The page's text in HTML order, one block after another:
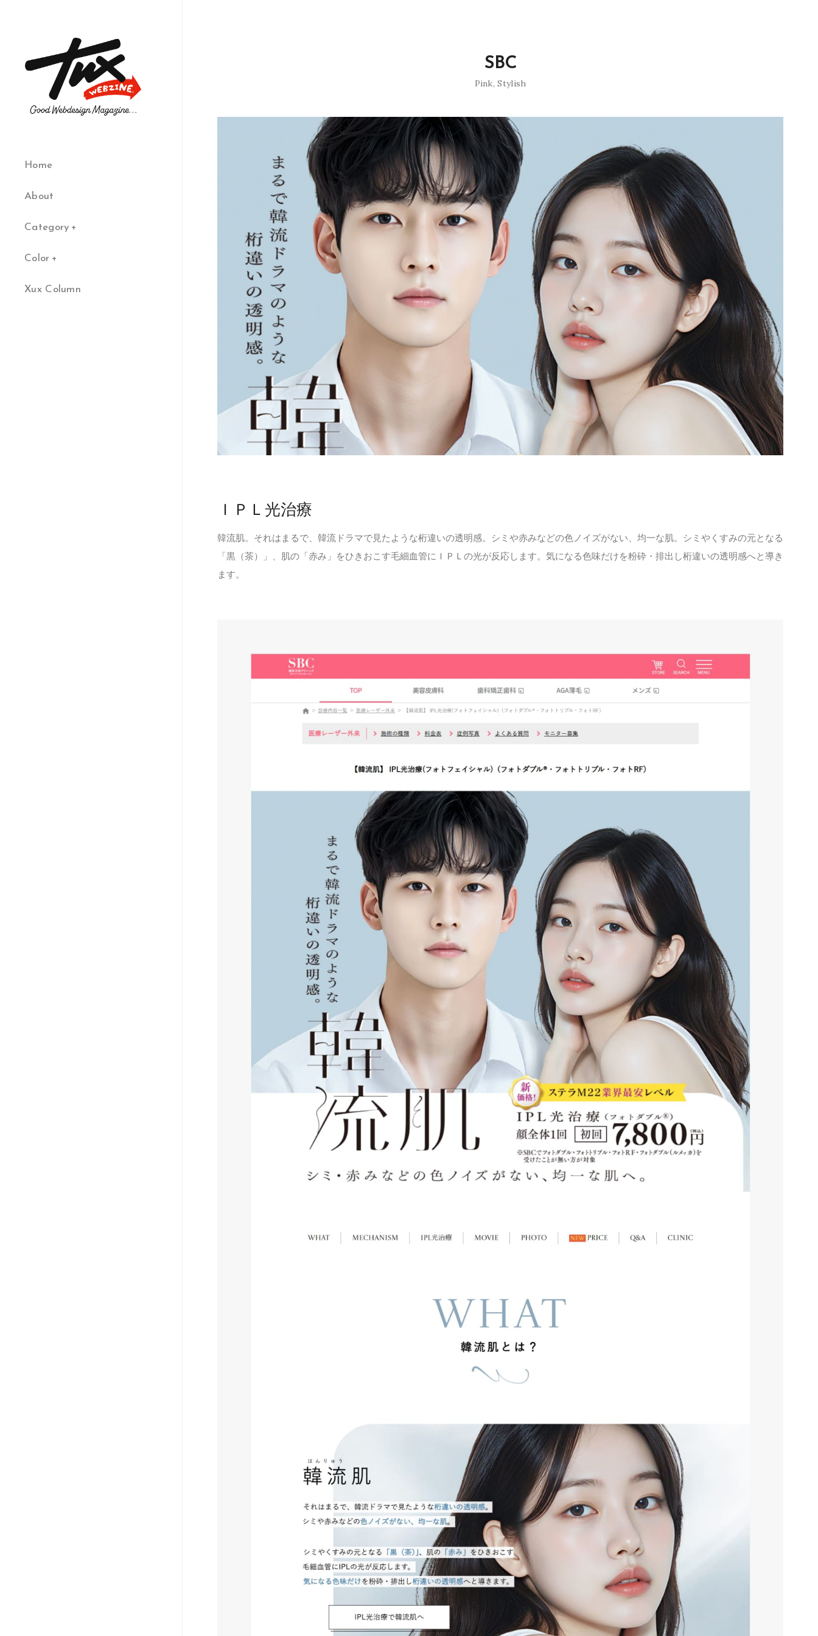
Home
About
Category
Color
Xux Column
SBC
Pink,Stylish
ＩＰＬ光治療
韓流肌。それはまるで、韓流ドラマで見たような桁違いの透明感。シミや赤みなどの色ノイズがない、均一な肌。シミやくすみの元となる
「黒（茶）」、肌の「赤み」をひきおこす毛細血管にＩＰＬの光が反応します。気になる色味だけを粉砕・排出し桁違いの透明感へと導き
ます。